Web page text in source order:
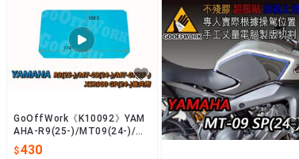
GoOffWork《K10092》YAM
AHA-R9(25-)/MT09(24-)/M
T07(25-)/XSR900GP
430